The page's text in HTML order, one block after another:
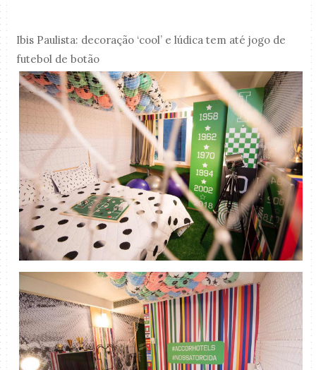
Ibis Paulista: decoração ‘cool’ e lúdica tem até jogo de
futebol de botão